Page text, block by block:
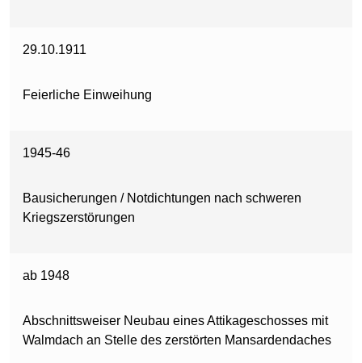
29.10.1911
Feierliche Einweihung
1945-46
Bausicherungen / Notdichtungen nach schweren
Kriegszerstörungen
ab 1948
Abschnittsweiser Neubau eines Attikageschosses mit
Walmdach an Stelle des zerstörten Mansardendaches